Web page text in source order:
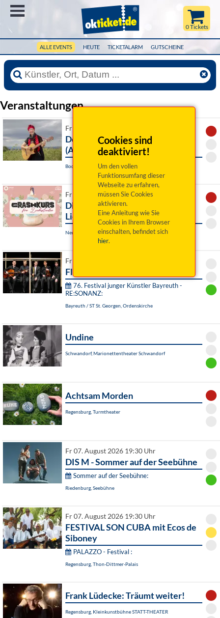
ALLE EVENTS HEUTE TICKETALARM GUTSCHEINE
0 Tickets
Cookies sind
deaktiviert!
Um den vollen
Funktionsumfang dieser
Webseite zu erfahren,
müssen Sie Cookies
aktivieren.
Eine Anleitung wie Sie
Cookies in Ihrem Browser
einschalten, befindet sich
hier.
Veranstaltungen
Fr 07. August 2026 19:00 Uhr
De Stianghausratschn
(ABGESAGT)
Bodenwöhr, Seebühne
Fr 07. August 2026 19:00 Uhr
Dinner mit Singer: Crashkurs für
Liebeslieder (Abgesagt » Ersatz)
Neunburg vorm Wald, Schlossgaststätte Kröblitz
Fr 07. August 2026 19:00 Uhr
Flora Inkognita
76. Festival junger Künstler Bayreuth -
RE:SONANZ:
Bayreuth / ST St. Georgen, Ordenskirche
Undine
Schwandorf, Marionettentheater Schwandorf
Achtsam Morden
Regensburg, Turmtheater
Fr 07. August 2026 19:30 Uhr
DIS M - Sommer auf der Seebühne
Sommer auf der Seebühne:
Riedenburg, Seebühne
Fr 07. August 2026 19:30 Uhr
FESTIVAL SON CUBA mit Ecos de
Siboney
PALAZZO - Festival :
Regensburg, Thon-Dittmer-Palais
Frank Lüdecke: Träumt weiter!
Regensburg, Kleinkunstbühne STATT-THEATER